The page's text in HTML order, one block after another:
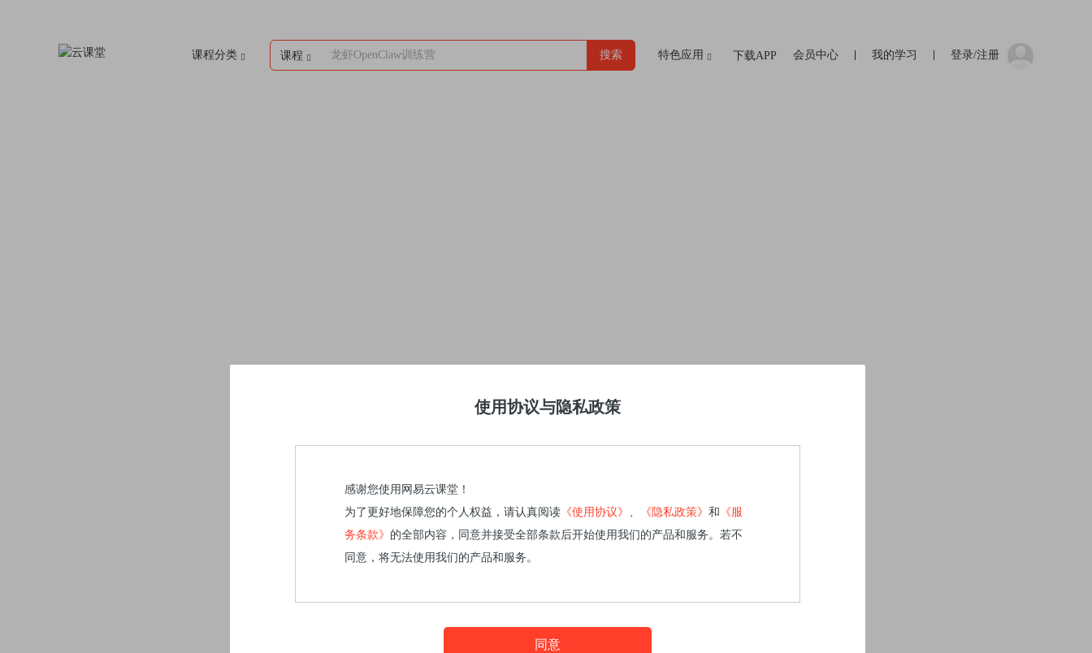
课程分类 课程 龙虾OpenClaw训练营 搜索 特色应用 下载APP 登录/注册
我的学习
会员中心
使用协议与隐私政策
感谢您使用网易云课堂！
为了更好地保障您的个人权益，请认真阅读 《使用协议》 《隐私政策》 和 《服
务条款》 的全部内容，同意并接受全部条款后开始使用我们的产品和服务。若不
同意，将无法使用我们的产品和服务。
同意